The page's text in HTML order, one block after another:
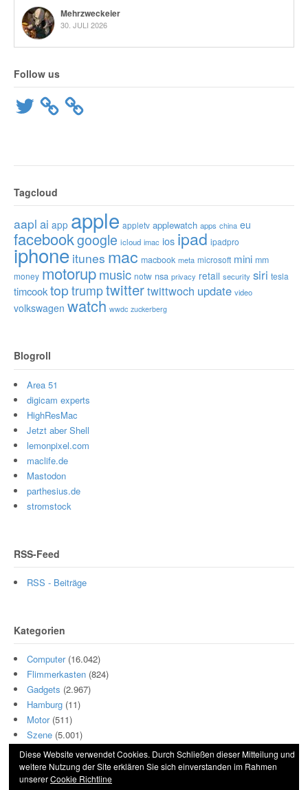
Mehrzweckeier
30. JULI 2026
Follow us
Twitter
Tagcloud
aapl ai app apple appletv applewatch apps china eu
facebookgoogle icloud imac ios ipad ipadpro
iphone itunes mac macbook meta microsoft mini mm
money motorupmusic notw nsa privacy retail security siri tesla
timcooktop trumptwittertwittwoch update video
volkswagen watch wwdc zuckerberg
Blogroll
Area 51
digicam experts
HighResMac
Jetzt aber Shell
lemonpixel.com
maclife.de
Mastodon
parthesius.de
stromstock
RSS-Feed
RSS - Beiträge
Kategorien
Computer(16.042)
Flimmerkasten (824)
Gadgets (2.967)
Hamburg (11)
Motor(511)
Szene (5.001)
Diese Website verwendet Cookies. Durch Schließen dieser Mitteilung und
weitere Nutzung der Site erklären Sie sich einverstanden im Rahmen
unsererCookie Richtline